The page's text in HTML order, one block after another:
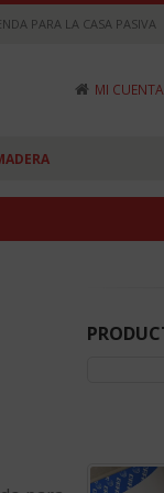
PARA LA CASA PASIVA
MI CUENTA